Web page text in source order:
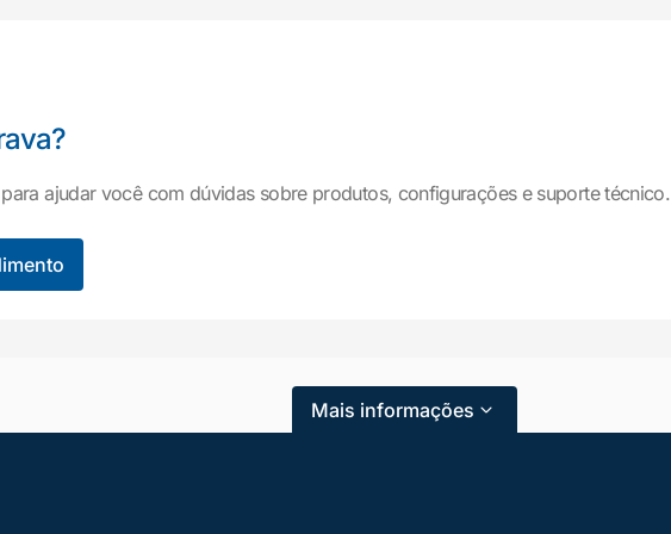
ajudar você com dúvidas sobre produtos, configurações e suporte técnico.
Mais informações